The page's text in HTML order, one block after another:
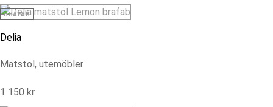
BRAFAB
Delia
Matstol, utemöbler
1 150 kr